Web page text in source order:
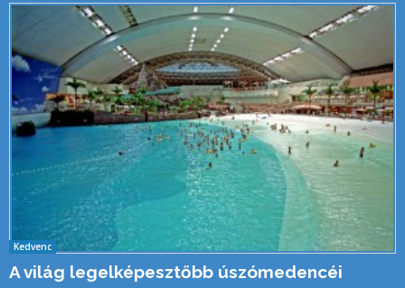
Kedvenc
A világ legelképesztőbb úszómedencéi